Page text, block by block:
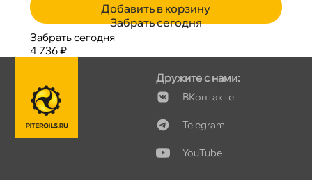
Добавить в корзину
Забрать сегодня
Забрать сегодня
4 736 ₽
Дружите с нами:
Контакте
Telegram
YouTube